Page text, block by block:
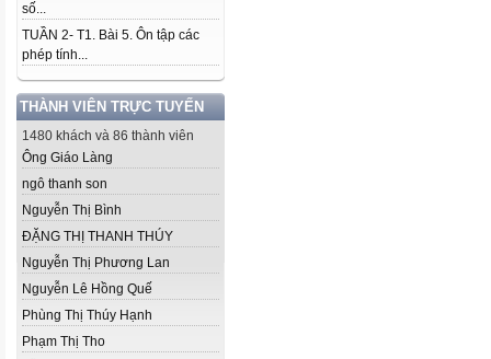
số...
TUẦN 2- T1. Bài 5. Ôn tập các
phép tính...
THÀNH VIÊN TRỰC TUYẾN
1480 khách và 86 thành viên
Ông Giáo Làng
ngô thanh son
Nguyễn Thị Bình
ĐẶNG THỊ THANH THÚY
Nguyễn Thị Phương Lan
Nguyễn Lê Hồng Quế
Phùng Thị Thúy Hạnh
Phạm Thị Tho